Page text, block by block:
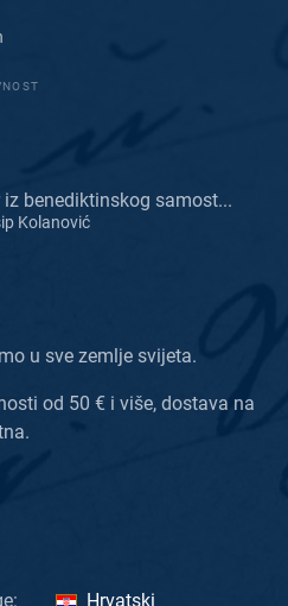
benediktinskog samost...
Kolanović
u sve zemlje svijeta.
od 50 € i više, dostava na
Hrvatski